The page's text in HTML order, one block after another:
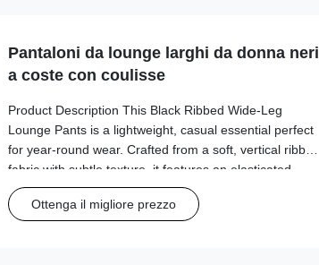
Pantaloni da lounge larghi da donna neri
a coste con coulisse
Product Description This Black Ribbed Wide-Leg
Lounge Pants is a lightweight, casual essential perfect
for year-round wear. Crafted from a soft, vertical ribbed
fabric with subtle texture, it features an elasticated
waistband with a drawstring tie for a customizable fit,
functional side pockets, and a relaxed wide-leg
Ottenga il migliore prezzo